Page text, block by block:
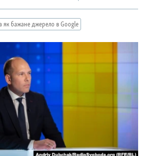
як бажане джерело в Google